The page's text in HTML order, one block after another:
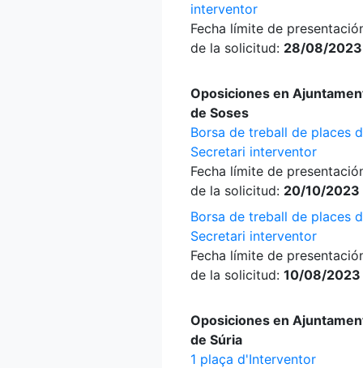
interventor
Fecha límite de
de la solicitud: 28/08/2023
Oposiciones en
de Soses
Borsa de treball de places
Secretari interventor
Fecha límite de
de la solicitud: 20/10/2023
Borsa de treball de places
Secretari interventor
Fecha límite de
de la solicitud: 10/08/2023
Oposiciones en
de Súria
1 plaça d'Interventor